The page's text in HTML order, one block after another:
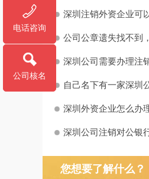
深圳注销外资企业可
公司公章遗失找不到
深圳公司需要办理注
自己名下有一家深圳
深圳外资企业怎么办
深圳公司注销对公银
您想要了解什么？
电话咨询
公司核名